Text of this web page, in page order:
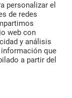
personalizar el
de redes
web con
y análisis
que
a partir del